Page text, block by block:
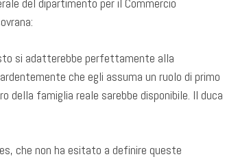
del dipartimento per il Commercio
si adatterebbe perfettamente alla
che egli assuma un ruolo di primo
della famiglia reale sarebbe disponibile. Il duca
che non ha esitato a definire queste